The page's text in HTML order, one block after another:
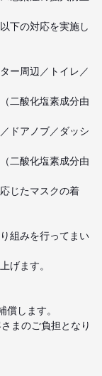
下の対応を実施し
ー周辺／トイレ／
二酸化塩素成分由
ドアノブ／ダッシ
二酸化塩素成分由
じたマスクの着
組みを行ってまい
げます。
します。
まのご負担となり